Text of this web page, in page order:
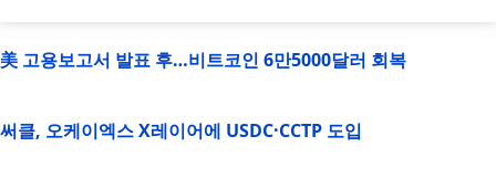
美 고용보고서 발표 후…비트코인 6만5000달러 회복
써클, 오케이엑스 X레이어에 USDC·CCTP 도입